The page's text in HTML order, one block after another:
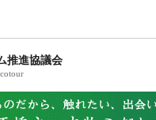
推進協議会